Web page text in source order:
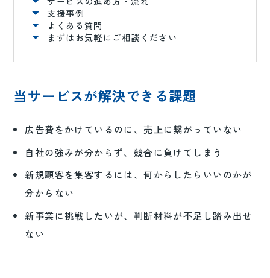
支援事例
よくある質問
まずはお気軽にご相談ください
当サービスが解決できる課題
広告費をかけているのに、売上に繋がっていない
自社の強みが分からず、競合に負けてしまう
新規顧客を集客するには、何からしたらいいのかが
分からない
新事業に挑戦したいが、判断材料が不足し踏み出せ
ない